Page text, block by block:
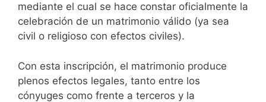
mediante el cual se hace constar oficialmente la
celebración de un matrimonio válido (ya sea
civil o religioso con efectos civiles).
Con esta inscripción, el matrimonio produce
plenos efectos legales, tanto entre los
cónyuges como frente a terceros y la